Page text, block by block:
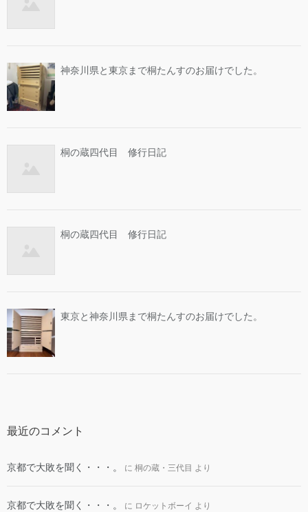
神奈川県と東京まで桐たんすのお届けでした。
桐の蔵四代目 修行日記
桐の蔵四代目 修行日記
東京と神奈川県まで桐たんすのお届けでした。
最近のコメント
京都で大敗を聞く・・・。 に 桐の蔵・三代目 より
京都で大敗を聞く・・・。 に ロケットボーイ より